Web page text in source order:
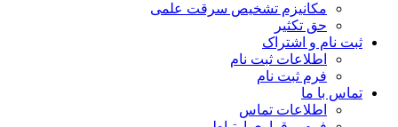
ﻣﮑﺎﻧﯿﺰم ﺗﺸﺨﯿﺺ ﺳﺮﻗﺖ ﻋﻠﻤﯽ
حق تکثیر
نام و اشتراک
اطلاعات ثبت نام
فرم ثبت نام
با ما
اطلاعات تماس